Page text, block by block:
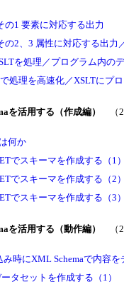
の1 要素に対応する出力
の2、3 属性に対応する出力
を処理／プログラム内の
処理を高速化／XSLTにプ
を活用する（作成編）
何か
でスキーマを作成する（1）
でスキーマを作成する（2）
でスキーマを作成する（3）
を活用する（動作編）
時にXML Schemaで内容を
タセットを作成する（1）